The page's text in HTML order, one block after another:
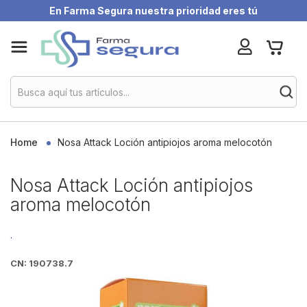
En Farma Segura nuestra prioridad eres tú
to
Content
My
Home Nosa Attack Loción antipiojos aroma melocotón
Nosa Attack Loción antipiojos
aroma melocotón
.
CN: 190738.7